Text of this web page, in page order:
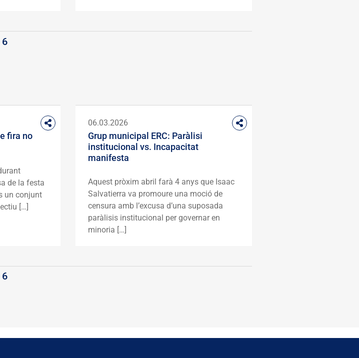
6
fira no
de la festa
un conjunt
[…]
06.03.2026
Grup municipal ERC: Paràlisi
institucional vs. Incapacitat
manifesta
Aquest pròxim abril farà 4 anys que Isaac
Salvatierra va promoure una moció de
censura amb l’excusa d’una suposada
paràlisis institucional per governar en
minoria […]
6